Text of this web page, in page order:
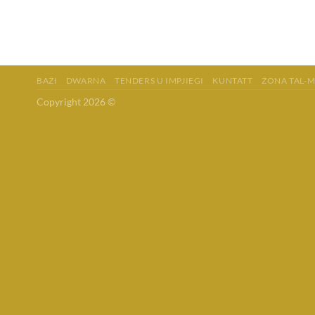
BAŻI DWARNA TENDERS U IMPJIEGI KUNTATT ŻONA TAL-
Copyright 2026 ©